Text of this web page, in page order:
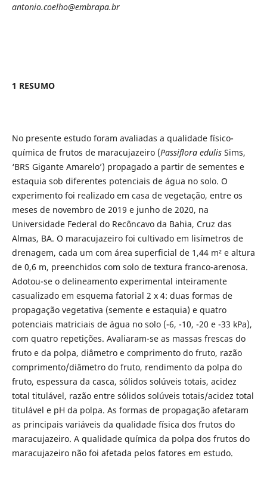
antonio.coelho@embrapa.br
1 RESUMO
No presente estudo foram avaliadas a qualidade físico-
química de frutos de maracujazeiro (Passiflora edulisSims,
‘BRS Gigante Amarelo’) propagado a partir de sementes e
estaquia sob diferentes potenciais de água no solo. O
experimento foi realizado em casa de vegetação, entre os
meses de novembro de 2019 e junho de 2020, na
Universidade Federal do Recôncavo da Bahia, Cruz das
Almas, BA. O maracujazeiro foi cultivado em lisímetros de
drenagem, cada um com área superficial de 1,44 m² e altura
de 0,6 m, preenchidos com solo de textura franco-arenosa.
Adotou-se o delineamento experimental inteiramente
casualizado em esquema fatorial 2 x 4: duas formas de
propagação vegetativa (semente e estaquia) e quatro
potenciais matriciais de água no solo (-6, -10, -20 e -33 kPa),
com quatro repetições. Avaliaram-se as massas frescas do
fruto e da polpa, diâmetro e comprimento do fruto, razão
comprimento/diâmetro do fruto, rendimento da polpa do
fruto, espessura da casca, sólidos solúveis totais, acidez
total titulável, razão entre sólidos solúveis totais/acidez total
titulável e pH da polpa. As formas de propagação afetaram
as principais variáveis da qualidade física dos frutos do
maracujazeiro. A qualidade química da polpa dos frutos do
maracujazeiro não foi afetada pelos fatores em estudo.